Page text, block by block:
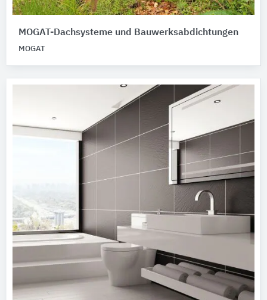
MOGAT-Dachsysteme und Bauwerksabdichtungen
MOGAT